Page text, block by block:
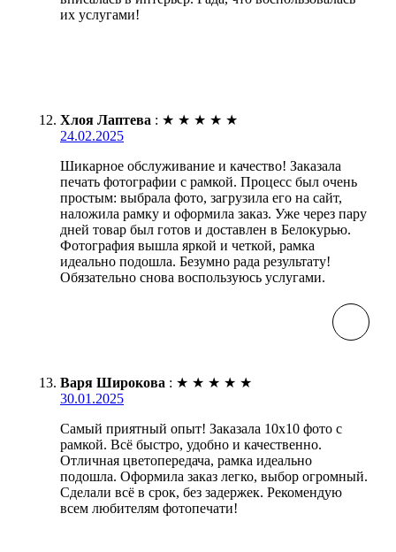
их услугами!
Хлоя Лаптева : ★ ★ ★ ★ ★
24.02.2025
Шикарное обслуживание и качество! Заказала
печать фотографии с рамкой. Процесс был очень
простым: выбрала фото, загрузила его на сайт,
наложила рамку и оформила заказ. Уже через пару
дней товар был готов и доставлен в Белокурью.
Фотография вышла яркой и четкой, рамка
идеально подошла. Безумно рада результату!
Обязательно снова воспользуюсь услугами.
Варя Широкова : ★ ★ ★ ★ ★
30.01.2025
Самый приятный опыт! Заказала 10х10 фото с
рамкой. Всё быстро, удобно и качественно.
Отличная цветопередача, рамка идеально
подошла. Оформила заказ легко, выбор огромный.
Сделали всё в срок, без задержек. Рекомендую
всем любителям фотопечати!